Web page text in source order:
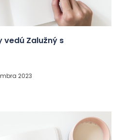
Zalužný s
2023